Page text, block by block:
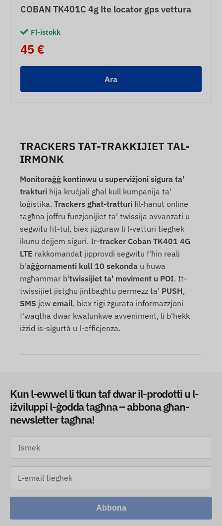
COBAN TK401C 4g lte locator gps vettura
Fl-istokk
45 €
Ara
TRACKERS TAT-TRAKKIJIET TAL-
IRMONK
Monitoraġġ kontinwu u superviżjoni sigura ta'
trakturi hija kruċjali għal kull kumpanija ta'
loġistika. Trackers għat-tratturi fil-ħanut online
tagħna joffru funzjonijiet ta' twissija avvanzati u
segwitu fit-tul, biex jiżguraw li l-vetturi tiegħek
ikunu dejjem siguri. Ir-tracker Coban TK401 4G
LTE rakkomandat jipprovdi segwitu f'ħin reali
b'aġġornamenti kull 10 sekonda u huwa
mgħammar b'twissijiet ta' moviment u POI. It-
twissijiet jistgħu jintbagħtu permezz ta' PUSH,
SMS jew email, biex tiġi żgurata informazzjoni
f'waqtha dwar kwalunkwe avveniment, li b'hekk
iżżid is-sigurtà u l-effiċjenza.
Kun l-ewwel li tkun taf dwar il-prodotti u l-
iżviluppi l-ġodda tagħna – abbona għan-
newsletter tagħna!
Abbona